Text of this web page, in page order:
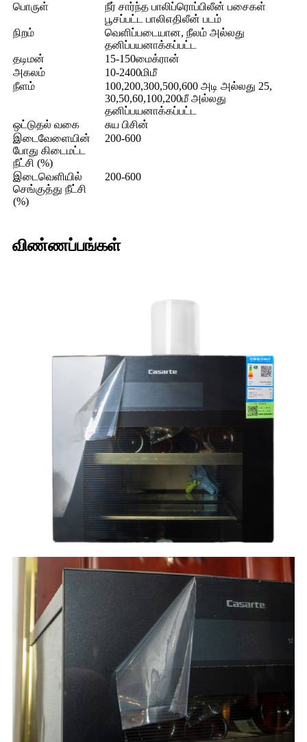
பொருள்
நீர் சார்ந்த பாலிப்ரொப்பிலீன் பசைகள்
பூசப்பட்ட பாலிஎதிலீன் படம்
நிறம்
வெளிப்படையான, நீலம் அல்லது
தனிப்பயனாக்கப்பட்ட
தடிமன்
15-150மைக்ரான்
அகலம்
10-2400மிமீ
நீளம்
100,200,300,500,600 அடி அல்லது 25,
30,50,60,100,200மீ அல்லது
தனிப்பயனாக்கப்பட்ட
ஒட்டுதல் வகை
சுய பிசின்
இடைவேளையின்
போது கிடைமட்ட
நீட்சி (%)
200-600
இடைவெளியில்
செங்குத்து நீட்சி
(%)
200-600
விண்ணப்பங்கள்